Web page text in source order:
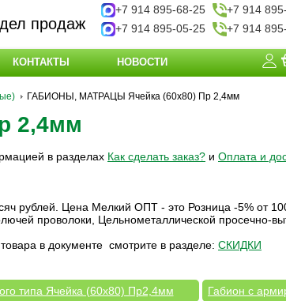
продаж
+7 914 895-68-25
+7 914
+7 914 895-05-25
+7 914
КОНТАКТЫ НОВОСТИ
ГАБИОНЫ, МАТРАЦЫ Ячейка (60х80) Пр 2,4мм
2,4мм
в разделах Как сделать заказ? и Оплата и
рублей. Цена Мелкий ОПТ - это Розница -5% от
проволоки, Цельнометаллической просечно-
в документе смотрите в разделе: СКИДКИ
типа Ячейка (60х80) Пр2,4мм Габион с